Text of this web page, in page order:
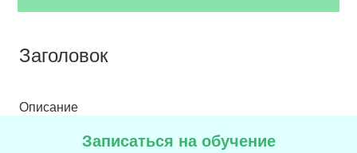
Заголовок
Описание
Записаться на обучение